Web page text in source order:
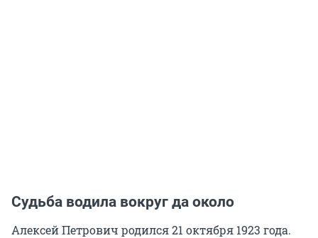
Судьба водила вокруг да около
Алексей Петрович родился 21 октября 1923 года.